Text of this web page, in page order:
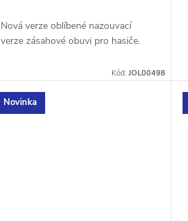
Nová verze oblíbené nazouvací
verze zásahové obuvi pro hasiče.
Kód:JOL00498
Novinka